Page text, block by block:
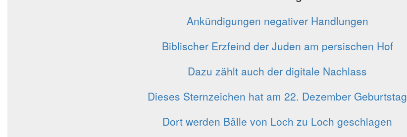
Ankündigungen negativer Handlungen
Biblischer Erzfeind der Juden am persischen Hof
Dazu zählt auch der digitale Nachlass
Dieses Sternzeichen hat am 22. Dezember Geburtstag
Dort werden Bälle von Loch zu Loch geschlagen